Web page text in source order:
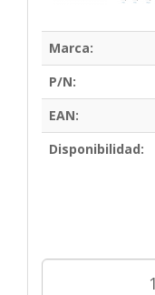
Marca:
P/N:
EAN:
Disponibilidad: